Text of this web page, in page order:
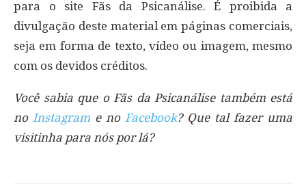
para o site Fãs da Psicanálise. É proibida a
divulgação deste material em páginas comerciais,
seja em forma de texto, vídeo ou imagem, mesmo
com os devidos créditos.
Você sabia que o Fãs da Psicanálise também está
no Instagrame no Facebook? Que tal fazer uma
visitinha para nós por lá?